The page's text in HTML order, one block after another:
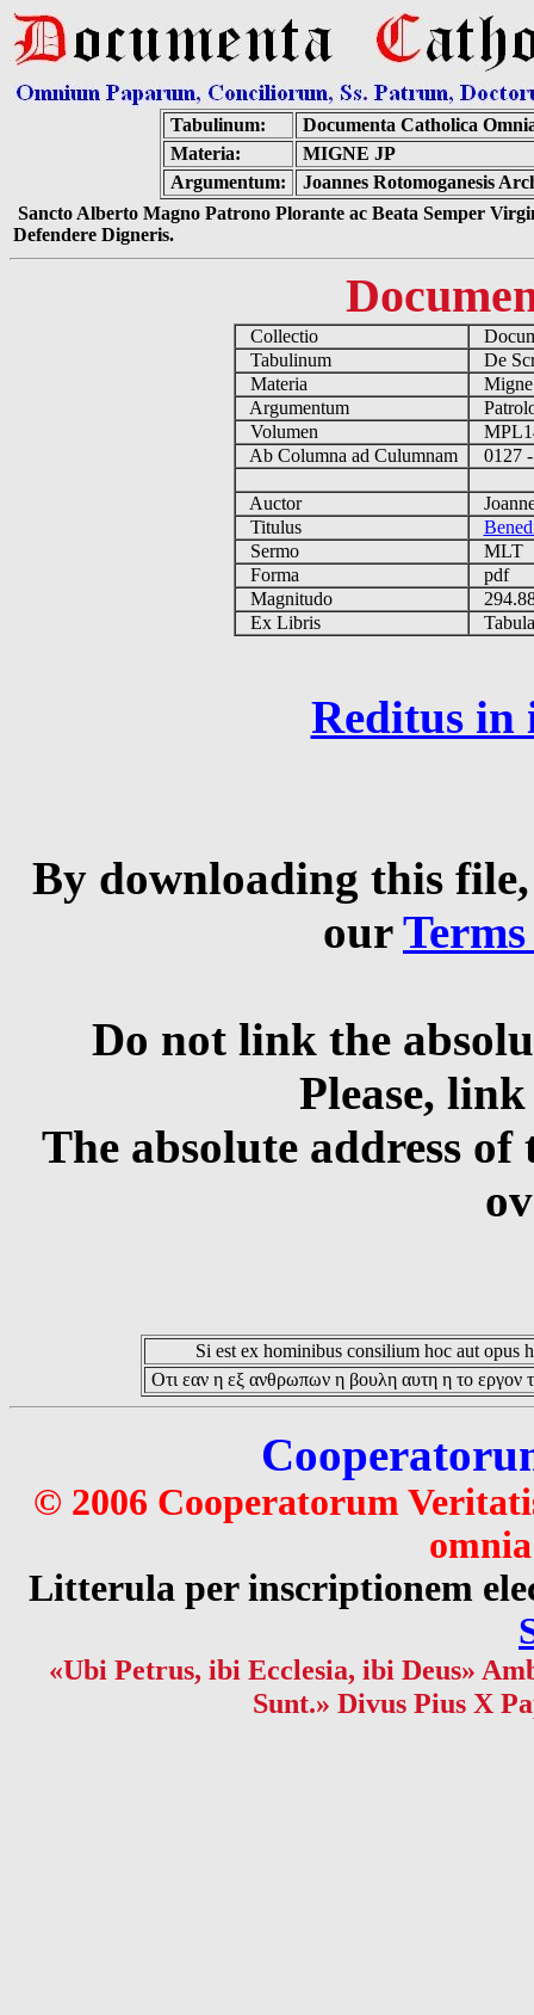
Tabulinum:
Documenta Catholica
Materia:
MIGNE JP
Argumentum:
Joannes Rotomoganesis
Sancto Alberto Magno Patrono Plorante ac Beata Semper
Defendere Digneris.
Collectio
Tabulinum
De
Materia
Argumentum
Volumen
Ab Columna ad Culumnam
0127
Auctor
Titulus
Sermo
MLT
Forma
pdf
Magnitudo
Ex Libris
Reditus in
By downloading this
our
Do not link the
Please,
The absolute address
Si est ex hominibus consilium hoc aut opus
Οτι εαν η εξ ανθρωπων η βουλη αυτη η το εργον
© 2006 Cooperatorum
Litterula per inscriptionem
«Ubi Petrus, ibi Ecclesia, ibi Deus»
Sunt.» Divus Pius X